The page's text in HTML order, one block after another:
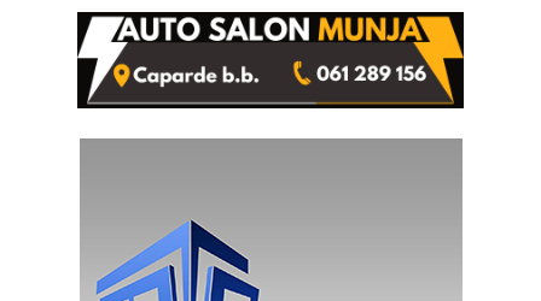
(FOTO)